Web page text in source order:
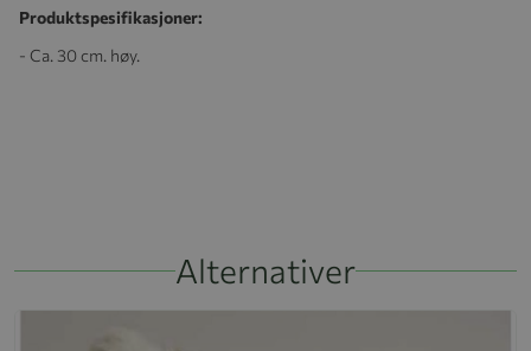
Produktspesifikasjoner:
- Ca. 30 cm. høy.
Alternativer